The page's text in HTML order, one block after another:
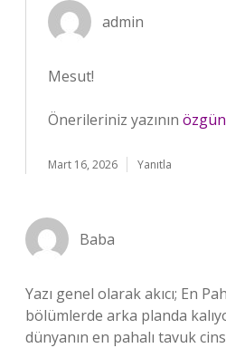
admin
Mesut!
Önerileriniz yazının
Mart 16, 2026 Yanıtla
Baba
Yazı genel olarak akıcı; En
bölümlerde arka planda
dünyanın en pahalı tavuk